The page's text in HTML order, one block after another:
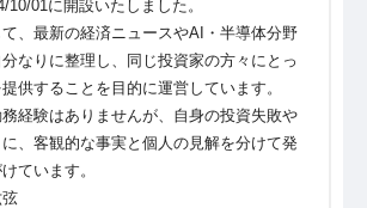
10/01に開設いたしました。
、最新の経済ニュースやAI・半導体分野
なりに整理し、同じ投資家の方々にとっ
供することを目的に運営しています。
経験はありませんが、自身の投資失敗や
、客観的な事実と個人の見解を分けて発
ています。